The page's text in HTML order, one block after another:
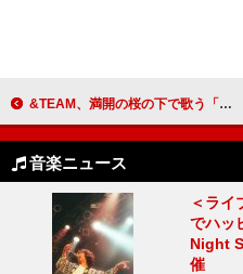
&TEAM、満開の桜の下で歌う「桜色Yell」ライブクリップ公開
音楽ニュース
＜ライ
でハッ
Night
催